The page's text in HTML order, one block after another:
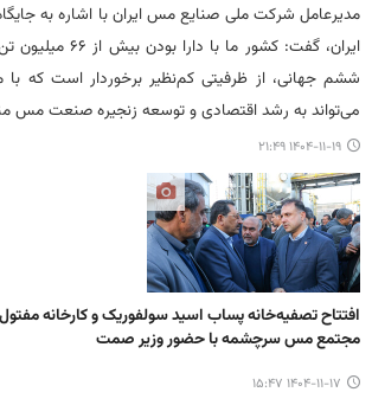
مدیرعامل شرکت ملی صنایع مس ایران با اشاره به
ایران، گفت: کشور ما با
ششم جهانی، از ظرفیتی کم‌نظیر برخوردار است که با
می‌تواند به رشد اقتصادی و توسعه زنجیره صنعت مس
۱۴۰۴-۱۱-۱۹ ۲۱:۴۹
مجتمع مس سرچشمه با حضور وزیر صمت
۱۴۰۴-۱۱-۱۷ ۱۵:۴۷